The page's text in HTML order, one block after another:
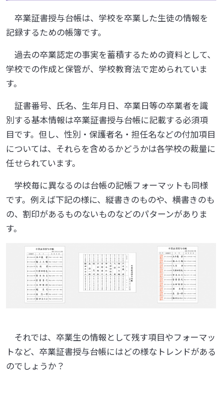
卒業証書授与台帳は、学校を卒業した生徒の情報を
記録するための帳簿です。
過去の卒業認定の事実を蓄積するための資料として、
学校での作成と保管が、学校教育法で定められていま
す。
証書番号、氏名、生年月日、卒業日等の卒業者を識
別する基本情報は卒業証書授与台帳に記載する必須項
目です。但し、性別・保護者名・担任名などの付加項目
については、それらを含めるかどうかは各学校の裁量に
任せられています。
学校毎に異なるのは台帳の記帳フォーマットも同様
です。例えば下記の様に、縦書きのものや、横書きのも
の、割印があるものないものなどのパターンがありま
す。
それでは、卒業生の情報として残す項目やフォーマッ
トなど、卒業証書授与台帳にはどの様なトレンドがある
のでしょうか？